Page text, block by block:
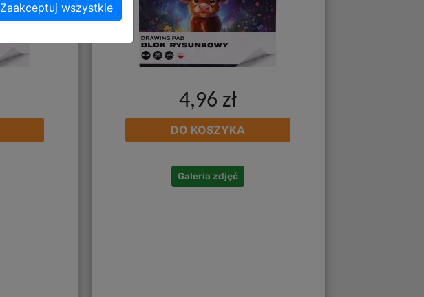
4,96 zł
DO KOSZYKA
Galeria zdjęć
Zaakceptuj wszystkie